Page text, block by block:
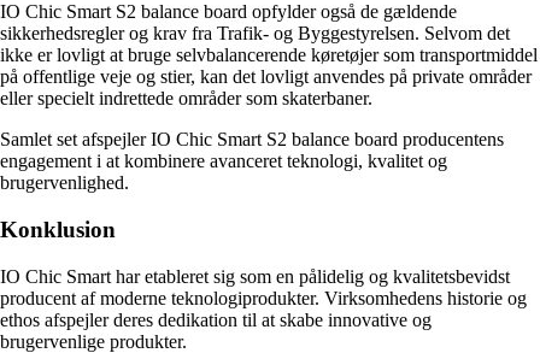
IO Chic Smart S2 balance board opfylder også de gældende
sikkerhedsregler og krav fra Trafik- og Byggestyrelsen. Selvom det
ikke er lovligt at bruge selvbalancerende køretøjer som transportmiddel
på offentlige veje og stier, kan det lovligt anvendes på private områder
eller specielt indrettede områder som skaterbaner.
Samlet set afspejler IO Chic Smart S2 balance board producentens
engagement i at kombinere avanceret teknologi, kvalitet og
brugervenlighed.
Konklusion
IO Chic Smart har etableret sig som en pålidelig og kvalitetsbevidst
producent af moderne teknologiprodukter. Virksomhedens historie og
ethos afspejler deres dedikation til at skabe innovative og
brugervenlige produkter.